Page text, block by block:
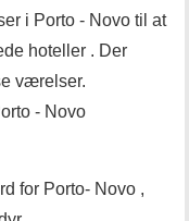
i Porto - Novo til at
hoteller . Der
værelser.
- Novo
for Porto- Novo ,